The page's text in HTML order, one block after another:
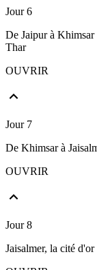
Jour 6
De Jaipur à Khimsar
Thar
OUVRIR
Jour 7
De Khimsar à
OUVRIR
Jour 8
Jaisalmer, la cité d'or